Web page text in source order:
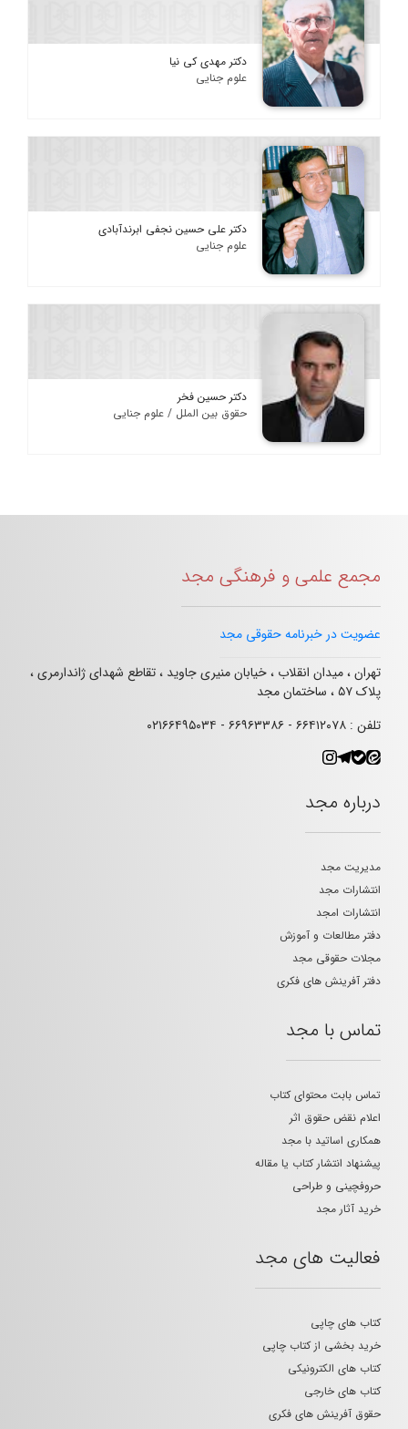
دکتر مهدی کی نیا
علوم جنایی
دکتر علی حسین نجفی ابرندآبادی
علوم جنایی
دکتر حسین فخر
حقوق بین الملل / علوم جنایی
مجمع علمی و فرهنگی مجد
عضویت در خبرنامه حقوقی مجد
تهران ، میدان انقلاب ، خیابان منیری جاوید ، تقاطع شهدای ژاندارمری ،
پلاک ۵۷ ، ساختمان مجد
تلفن : ۶۶۴۱۲۰۷۸ - ۶۶۹۶۳۳۸۶ - ۰۲۱۶۶۴۹۵۰۳۴
درباره مجد
مدیریت مجد
انتشارات مجد
انتشارات امجد
دفتر مطالعات و آموزش
مجلات حقوقی مجد
دفتر آفرینش های فکری
تماس با مجد
تماس بابت محتوای کتاب
اعلام نقض حقوق اثر
همکاری اساتید با مجد
پیشنهاد انتشار کتاب یا مقاله
حروفچینی و طراحی
خرید آثار مجد
فعالیت های مجد
کتاب های چاپی
خرید بخشی از کتاب چاپی
کتاب های الکترونیکی
کتاب های خارجی
حقوق آفرینش های فکری